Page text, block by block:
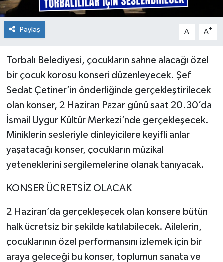
Paylaş A- A+
Torbalı Belediyesi, çocukların sahne alacağı özel
bir çocuk korosu konseri düzenleyecek. Şef
Sedat Çetiner’in önderliğinde gerçekleştirilecek
olan konser, 2 Haziran Pazar günü saat 20.30’da
İsmail Uygur Kültür Merkezi’nde gerçekleşecek.
Miniklerin sesleriyle dinleyicilere keyifli anlar
yaşatacağı konser, çocukların müzikal
yeteneklerini sergilemelerine olanak tanıyacak.
KONSER ÜCRETSİZ OLACAK
2 Haziran’da gerçekleşecek olan konsere bütün
halk ücretsiz bir şekilde katılabilecek. Ailelerin,
çocuklarının özel performansını izlemek için bir
araya geleceği bu konser, toplumun sanata ve